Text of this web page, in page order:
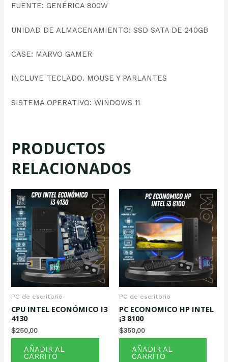
FUENTE: GENÉRICA 800W
UNIDAD DE ALMACENAMIENTO: SSD SATA DE 240GB
CASE: MARVO GAMER
INCLUYE TECLADO. MOUSE Y PARLANTES
SISTEMA OPERATIVO: WINDOWS 11
PRODUCTOS
RELACIONADOS
PC de escritorio
CPU INTEL ECONÓMICO I3
4130
$250,00
AÑADIR AL
CARRITO
PC de escritorio
PC ECONOMICO HP INTEL
¡3 8100
$350,00
AÑADIR AL
CARRITO